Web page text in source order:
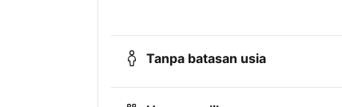
Tanpa batasan usia